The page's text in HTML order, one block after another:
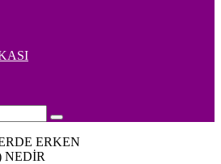
Arama
yap
...
ERKEN
NEDİR